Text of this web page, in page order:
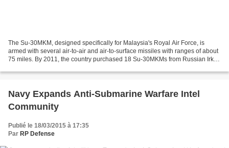
The Su-30MKM, designed specifically for Malaysia's Royal Air Force, is
armed with several air-to-air and air-to-surface missiles with ranges of about
75 miles. By 2011, the country purchased 18 Su-30MKMs from Russian Irkut
Navy Expands Anti-Submarine Warfare Intel
Community
Publié le 18/03/2015 à 17:35
Par RP Defense